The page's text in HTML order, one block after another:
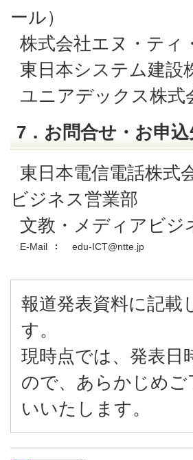
ール）
株式会社エヌ・テ
東日本システム建
ユニアデックス株
7．お問合せ・お申込
東日本電信電話株
ビジネス営業部
文教・メディアビジ
E-Mail edu-ICT@ntte.jp
報道発表資料に記載
す。
現時点では、発表日
ので、あらかじめ
いいたします。